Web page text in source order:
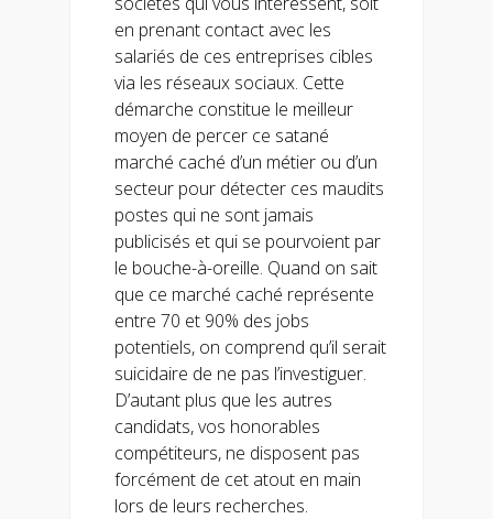
en prenant contact avec les
salariés de ces entreprises cibles
via les réseaux sociaux. Cette
démarche constitue le meilleur
moyen de percer ce satané
marché caché d’un métier ou d’un
secteur pour détecter ces maudits
postes qui ne sont jamais
publicisés et qui se pourvoient par
le bouche-à-oreille. Quand on sait
que ce marché caché représente
entre 70 et 90% des jobs
potentiels, on comprend qu’il serait
suicidaire de ne pas l’investiguer.
D’autant plus que les autres
candidats, vos honorables
compétiteurs, ne disposent pas
forcément de cet atout en main
lors de leurs recherches.